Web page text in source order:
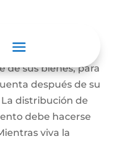
persona dispone
de sus bienes, para
después de su
distribución de
debe hacerse
viva la